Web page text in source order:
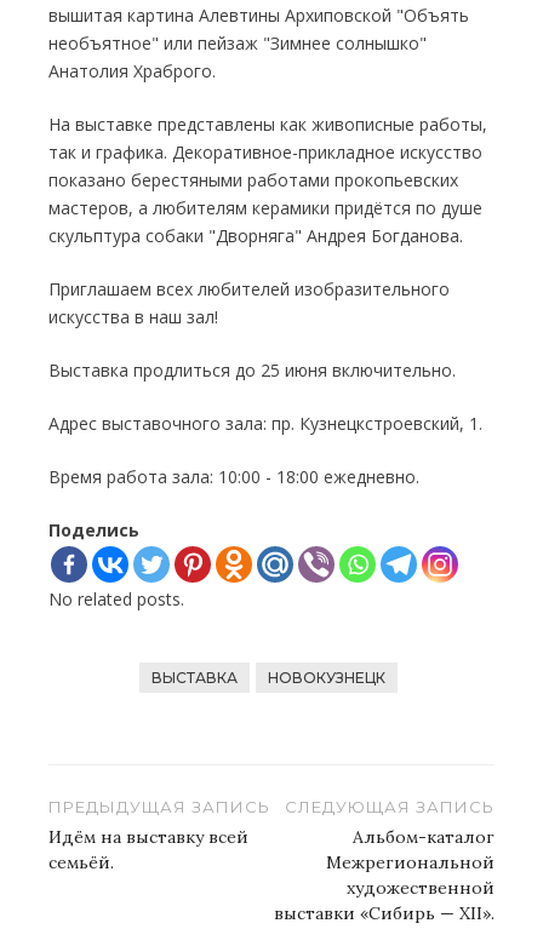
вышитая картина Алевтины Архиповской "Объять
необъятное" или пейзаж "Зимнее солнышко"
Анатолия Храброго.
На выставке представлены как живописные работы,
так и графика. Декоративное-прикладное искусство
показано берестяными работами прокопьевских
мастеров, а любителям керамики придётся по душе
скульптура собаки "Дворняга" Андрея Богданова.
Приглашаем всех любителей изобразительного
искусства в наш зал!
Выставка продлиться до 25 июня включительно.
Адрес выставочного зала: пр. Кузнецкстроевский, 1.
Время работа зала: 10:00 - 18:00 ежедневно.
Поделись
No related posts.
ВЫСТАВКА НОВОКУЗНЕЦК
Навигация
по
записям
ПРЕДЫДУЩАЯ ЗАПИСЬ
Идём на выставку всей
семьёй.
СЛЕДУЮЩАЯ ЗАПИСЬ
Альбом-каталог
Межрегиональной
художественной
выставки «Сибирь — XII».